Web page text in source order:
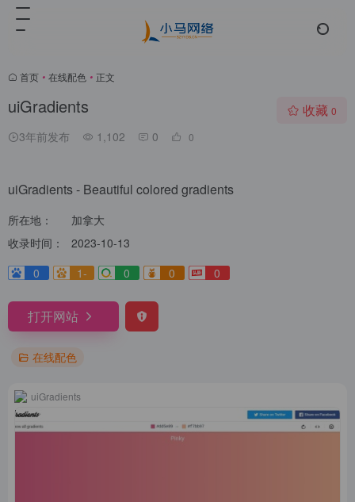
首页 • 在线配色 • 正文
uiGradients
3年前发布 1,102 0 0
收藏 0
uiGradients - Beautiful colored gradients
所在地：
加拿大
收录时间：
2023-10-13
0
1- 0 0 0
打开网站
在线配色
uiGradients